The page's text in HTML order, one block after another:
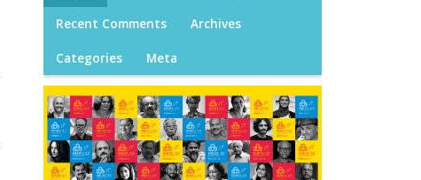
Recent Comments Archives
Categories Meta